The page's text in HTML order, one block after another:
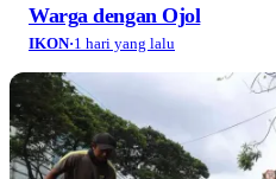
Warga dengan Ojol
IKON·1 hari yang lalu